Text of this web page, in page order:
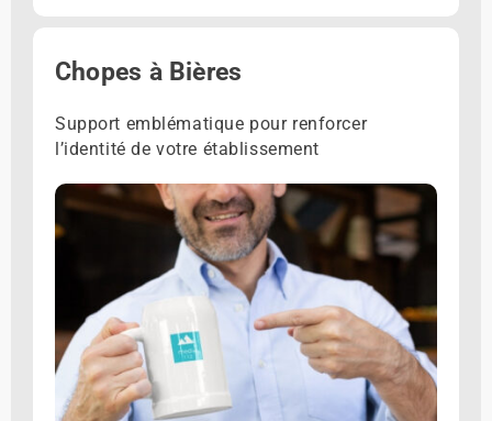
Chopes à Bières
Support emblématique pour renforcer
l’identité de votre établissement